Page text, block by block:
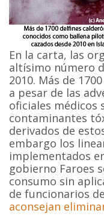
En la carta, las
altísimo número
2010. Más de
a pesar de las
oficiales médicos
contaminantes
derivados de
embargo los
implementados
gobierno Faroes
consumo sin
de funcionarios
aconsejan